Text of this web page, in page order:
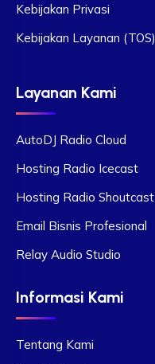
Kebijakan Privasi
Kebijakan Layanan (TOS)
Layanan Kami
AutoDJ Radio Cloud
Hosting Radio Icecast
Hosting Radio Shoutcast
Email Bisnis Profesional
Relay Audio Studio
Informasi Kami
Tentang Kami